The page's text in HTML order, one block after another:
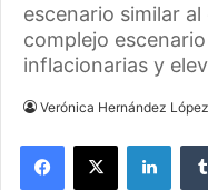
escenario similar
complejo
inflacionarias y
Verónica Hernández López